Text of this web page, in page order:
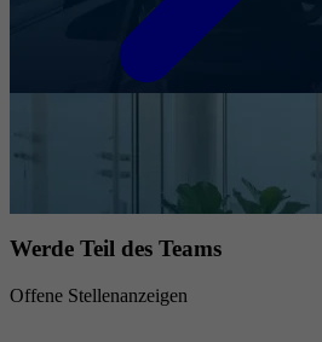
Werde Teil des Teams
Offene Stellenanzeigen